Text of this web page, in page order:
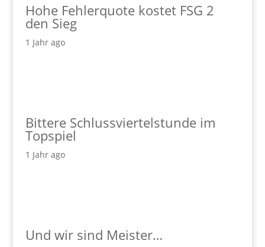
Hohe Fehlerquote kostet FSG 2
den Sieg
1 Jahr ago
Bittere Schlussviertelstunde im
Topspiel
1 Jahr ago
Und wir sind Meister…